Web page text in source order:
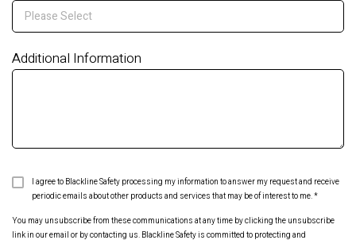
Additional Information
I agree to Blackline Safety processing my information to answer my request and receive
periodic emails about other products and services that may be of interest to me.*
You may unsubscribe from these communications at any time by clicking the unsubscribe
link in our email or by contacting us. Blackline Safety is committed to protecting and